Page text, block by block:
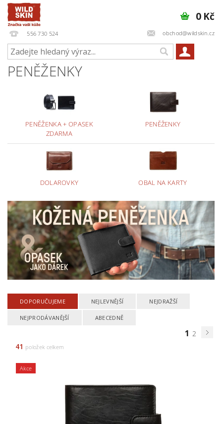
556 730 524 obchod@wildskin.cz
0 Kč
PENĚŽENKY
PENĚŽENKA + OPASEK
ZDARMA
PENĚŽENKY
DOLAROVKY OBAL NA KARTY
DOPORUČUJEME NEJLEVNĚJŠÍ NEJDRAŽŠÍ
NEJPRODÁVANĚJŠÍ ABECEDNĚ
1 2
41 položek celkem
Akce